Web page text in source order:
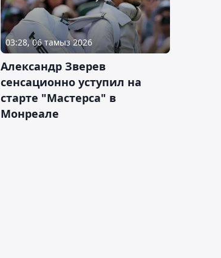
03:28, 06 тамыз 2026
Александр Зверев
сенсационно уступил на
старте "Мастерса" в
Монреале